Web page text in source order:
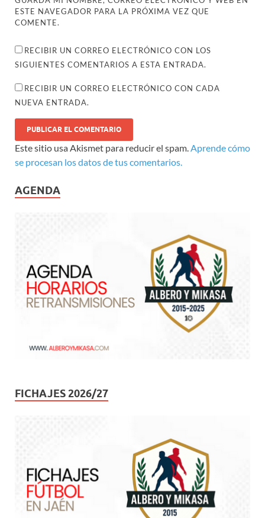
ESTE NAVEGADOR PARA LA PRÓXIMA VEZ QUE
COMENTE.
RECIBIR UN CORREO ELECTRÓNICO CON LOS
SIGUIENTES COMENTARIOS A ESTA ENTRADA.
RECIBIR UN CORREO ELECTRÓNICO CON CADA
NUEVA ENTRADA.
Este sitio usa Akismet para reducir el spam. Aprende cómo
se procesan los datos de tus comentarios.
AGENDA
FICHAJES 2026/27